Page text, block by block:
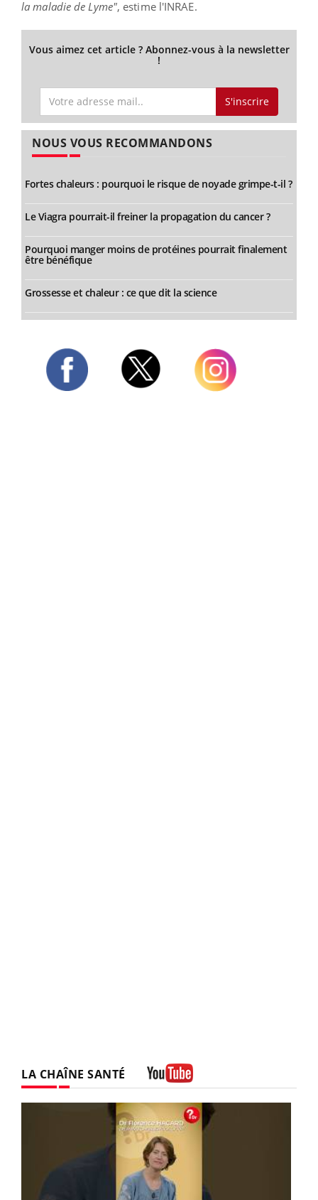
la maladie de Lyme", estime l'INRAE.
Vous aimez cet article ? Abonnez-vous à la newsletter
!
S'inscrire
NOUS VOUS RECOMMANDONS
Fortes chaleurs : pourquoi le risque de noyade grimpe-t-il ?
Le Viagra pourrait-il freiner la propagation du cancer ?
Pourquoi manger moins de protéines pourrait finalement
être bénéfique
Grossesse et chaleur : ce que dit la science
LA CHAÎNE SANTÉ